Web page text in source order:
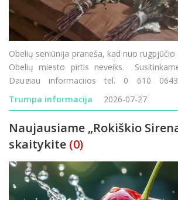
Obelių seniūnija praneša, kad nuo
Obelių miesto pirtis neveiks.
Daugiau informacijos tel. 0 610
obeliu.seniunija@rokiskis.lt
Trumpa informacija 2026-07-27
Naujausiame „Rokiškio
skaitykite (0)